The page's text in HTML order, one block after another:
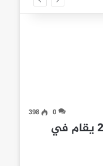
0
398
معرض أوتوميكانيكا الرياض 2027 يقام في